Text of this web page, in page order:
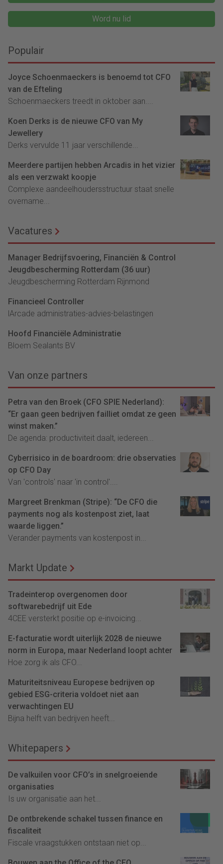
Word nu lid
Populair
Joyce Schoenmaeckers is benoemd tot CFO
van de Efteling
Schoenmaeckers treedt in oktober aan....
Koen Derks is de nieuwe CFO van My
Jewellery
Derks vervulde 11 jaar verschillende...
Meerdere partijen hebben Arcadis in het vizier
als een verzwakt koopje
Complexe aandeelhoudersstructuur staat snelle
overname...
Vacatures
Manager Bedrijfsvoering, Financiën & Control
Jeugdbescherming Rotterdam (36 uur)
Jeugdbescherming Rotterdam Rijnmond
Financieel Controller
lArcade administraties-advies-belastingen
Hoofd Financiële Administratie
Bloem Sealants BV
Van onze partners
Petra van den Broek (CFO SPIE Nederland):
“Er gaan geen bedrijven failliet omdat ze geen
winst maken.”
De agenda: productiviteit daalt, iedereen...
Cyberrisico in de boardroom: drie observaties
op CFO Day
Van 'controls' naar 'in control'....
Margreet Brenkman (Stripe): “De CFO die
payments nog als kostenpost ziet, laat
waarde liggen.”
Verander payments van kostenpost in...
Markt Update
Tradeinterop overgenomen door
softwarebedrijf uit Ede
4CEE versterkt positie op e-invoicing...
E-facturatie wordt uiterlijk 2028 de nieuwe
norm in Europa, maar Nederland loopt achter
Hoe zorg ik als CFO...
Maturiteitsniveau Europese bedrijven op
gebied ESG-criteria voldoet niet aan
verwachtingen EU
Bijna helft van bedrijven heeft...
Whitepapers
De valkuilen voor CFO’s in snelgroeiende
organisaties
Is uw organisatie aan het...
De ontbrekende schakel tussen finance en
fiscaliteit
Fiscale vraagstukken ontstaan niet op...